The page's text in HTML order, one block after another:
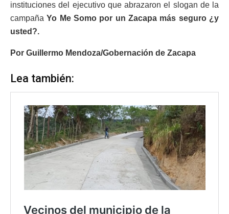
instituciones del ejecutivo que abrazaron el slogan de la
campañaYo Me Somo por un Zacapa más seguro ¿y
usted?.
Por Guillermo Mendoza/Gobernación de Zacapa
Lea también: